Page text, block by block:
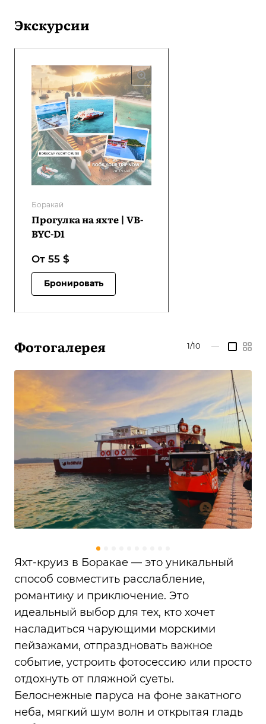
Экскурсии
Боракай
Прогулка на яхте | VB-
BYC-D1
От 55 $
Бронировать
Фотогалерея 1/10 —
Яхт-круиз в Боракае — это уникальный
способ совместить расслабление,
романтику и приключение. Это
идеальный выбор для тех, кто хочет
насладиться чарующими морскими
пейзажами, отпраздновать важное
событие, устроить фотосессию или просто
отдохнуть от пляжной суеты.
Белоснежные паруса на фоне закатного
неба, мягкий шум волн и открытая гладь